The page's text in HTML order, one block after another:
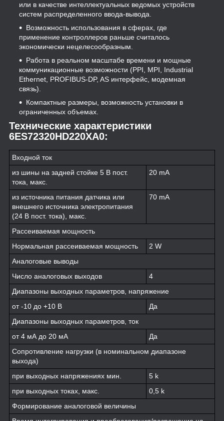
или в качестве интеллектуальных ведомых устройств
систем распределенного ввода-вывода.
Возможность использования в сферах, где
применение контроллеров раньше считалось
экономически нецелесообразным.
Работа в реальном масштабе времени и мощные
коммуникационные возможности (PPI, MPI, Industrial
Ethernet, PROFIBUS-DP, AS интерфейс, модемная
связь).
Компактные размеры, возможность установки в
ограниченных объемах.
Технические характеристики
6ES72320HD220XA0:
Входной ток
из шины на задней стойке 5 В пост.
тока, макс.
20 mA
из источника питания датчика или
внешнего источника электропитания
(24 В пост. тока), макс.
70 mA
Рассеиваемая мощность
Нормальная рассеиваемая мощность
2 W
Аналоговые выводы
Число аналоговых выходов
4
Диапазоны выходных параметров, напряжение
от -10 до +10 В
Да
Диапазоны выходных параметров, ток
от 4 мА до 20 мA
Да
Сопротивление нагрузки (в номинальном диапазоне
выхода)
при выходных напряжениях мин.
5 k
при выходных токах, макс.
0,5 k
Формирование аналоговой величины